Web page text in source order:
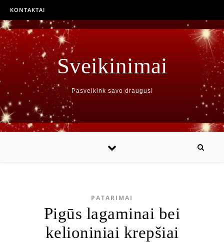
KONTAKTAI
Sveikinimai
Pasveikink savo draugus!
PATARIMAI
Pigūs lagaminai bei
kelioniniai krepšiai